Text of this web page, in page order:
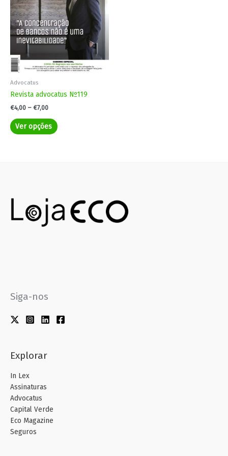
Advocatus
Revista advocatus Nº119
€4,00 – €7,00
Ver opções
The
options
may
be
chosen
on
the
page
Siga-nos
Explorar
In Lex
Assinaturas
Advocatus
Capital Verde
Eco Magazine
Seguros